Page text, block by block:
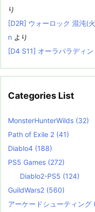
り
[D2R] ウォーロック 混沌(
n より
[D4 S11] オーラパラディン
Categories List
MonsterHunterWilds (32)
Path of Exile 2 (41)
Diablo4 (188)
PS5 Games (272)
Diablo2-PS5 (124)
GuildWars2 (560)
アーケードシューティング